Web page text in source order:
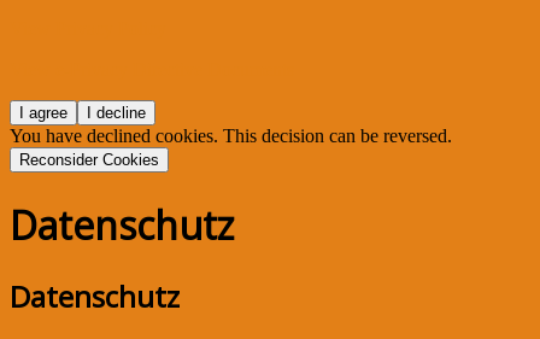
I agree I decline
You have declined cookies. This decision can be reversed.
Reconsider Cookies
Datenschutz
Datenschutz